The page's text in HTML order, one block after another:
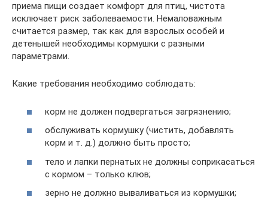
приема пищи создает комфорт для птиц, чистота
исключает риск заболеваемости. Немаловажным
считается размер, так как для взрослых особей и
детенышей необходимы кормушки с разными
параметрами.
Какие требования необходимо соблюдать:
корм не должен подвергаться загрязнению;
обслуживать кормушку (чистить, добавлять
корм и т. д.) должно быть просто;
тело и лапки пернатых не должны соприкасаться
с кормом – только клюв;
зерно не должно вываливаться из кормушки;